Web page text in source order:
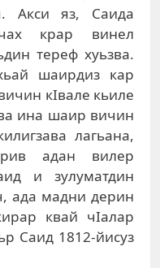
Акси яз, Саида
крар винел
тереф хуьзва.
шаирдиз кар
кIвале кьиле
ина шаир вичин
лагьана,
адан вилер
и зулуматдин
ада мадни дерин
квай чIалар
Саид 1812-йисуз